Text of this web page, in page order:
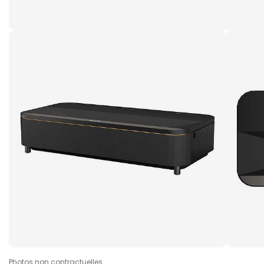
Photos non contractuelles